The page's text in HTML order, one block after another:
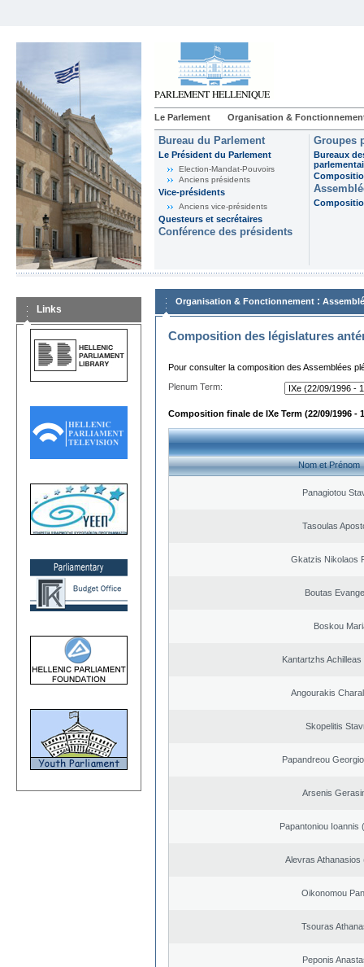
Le Parlement Organisation &
Bureau du Parlement
Le Président du Parlement
Election-Mandat-Pouvoirs
Anciens présidents
Vice-présidents
Anciens vice-présidents
Questeurs et secrétaires
Conférence des présidents
Groupes
Bureaux
Links
Organisation & Fonctionnement :
Composition des législatures
Pour consulter la composition des Assemblées
Plenum Term:
Composition finale de IXe Term (22/09/1996 -
Nom et Prénom
Panagiotou
Tasoulas
Gkatzis Nikolaos
Boutas
Boskou
Kantartzhs Achilleas
Angourakis
Skopelitis
Papandreou
Arsenis
Papantoniou Ioannis
Alevras Athanasios
Oikonomou
Tsouras
Peponis